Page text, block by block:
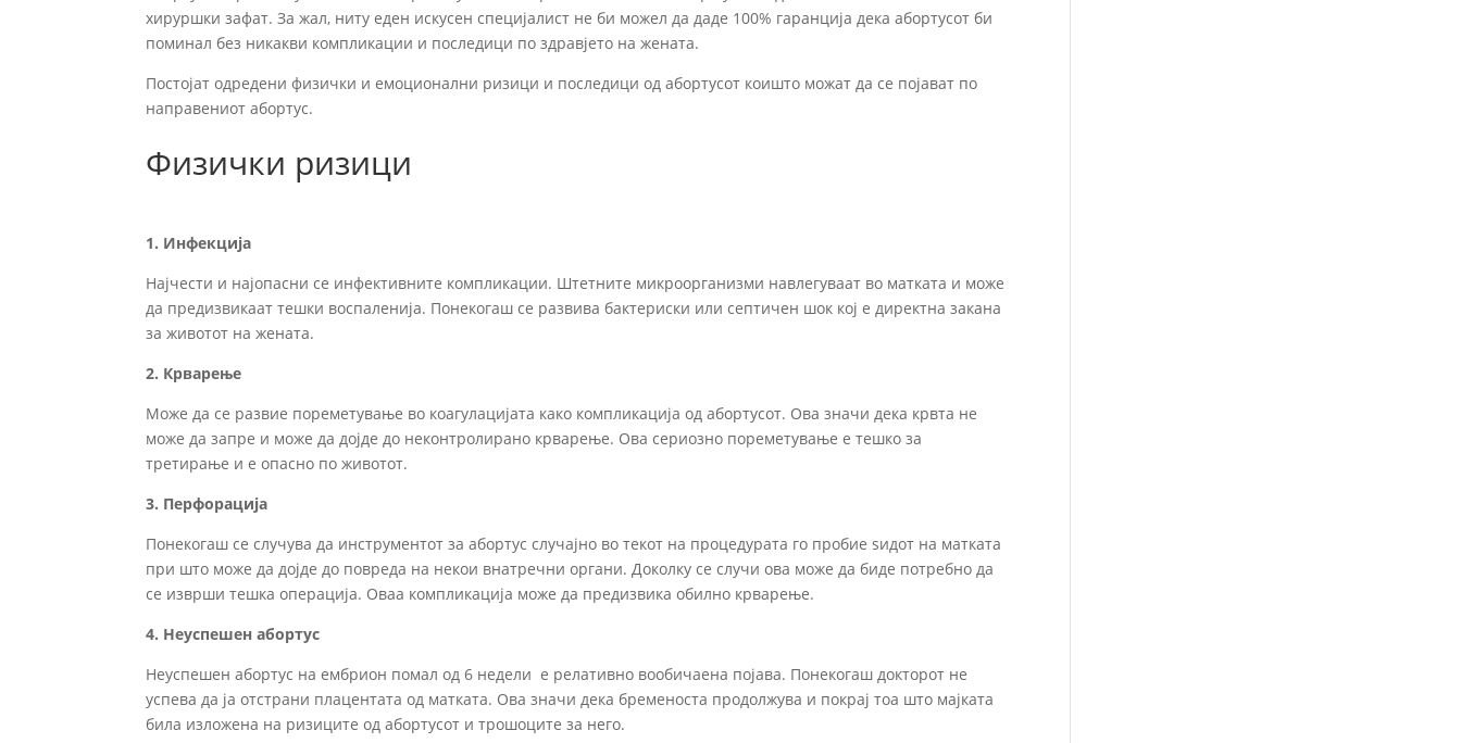
хируршки зафат. За жал, ниту еден искусен специјалист не би можел да даде 100% гаранција дека абортусот би
поминал без никакви компликации и последици по здравјето на жената.
Постојат одредени физички и емоционални ризици и последици од абортусот коишто можат да се појават по
направениот абортус.
Физички ризици
1. Инфекција
Најчести и најопасни се инфективните компликации. Штетните микроорганизми навлегуваат во матката и може
да предизвикаат тешки воспаленија. Понекогаш се развива бактериски или септичен шок кој е директна закана
за животот на жената.
2. Крварење
Може да се развие пореметување во коагулацијата како компликација од абортусот. Ова значи дека крвта не
може да запре и може да дојде до неконтролирано крварење. Ова сериозно пореметување е тешко за
третирање и е опасно по животот.
3. Перфорација
Понекогаш се случува да инструментот за абортус случајно во текот на процедурата го пробие ѕидот на матката
при што може да дојде до повреда на некои внатречни органи. Доколку се случи ова може да биде потребно да
се изврши тешка операција. Оваа компликација може да предизвика обилно крварење.
4. Неуспешен абортус
Неуспешен абортус на ембрион помал од 6 недели е релативно вообичаена појава. Понекогаш докторот не
успева да ја отстрани плацентата од матката. Ова значи дека бременоста продолжува и покрај тоа што мајката
била изложена на ризиците од абортусот и трошоците за него.